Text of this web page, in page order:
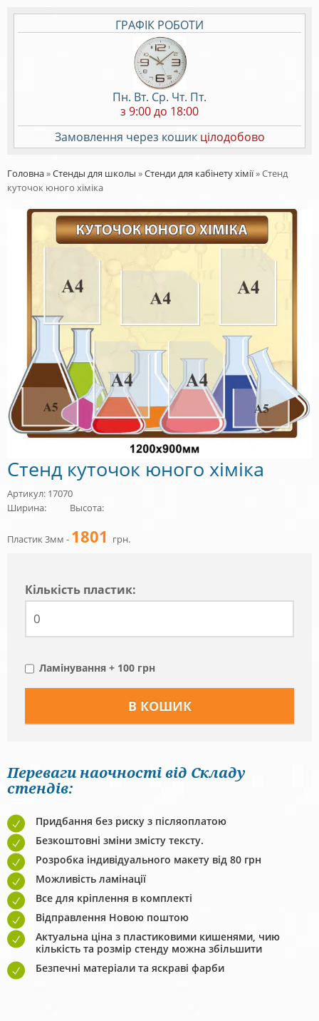
ГРАФІК РОБОТИ
Пн. Вт. Ср. Чт. Пт.
з 9:00 до 18:00
Замовлення через кошик цілодобово
Головна»Стенды для школы »Стенди для кабінету хімії»Стенд
куточок юного хіміка
Стенд куточок юного хіміка
Артикул: 17070
Ширина:
Высота:
Пластик 3мм - 1801 грн.
Кiлькiсть пластик:
Ламінування + 100 грн
Переваги наочності від Складу
стендів:
Придбання без риску з післяоплатою
Безкоштовні зміни змісту тексту.
Розробка індивідуального макету від 80 грн
Можливість ламінації
Все для кріплення в комплекті
Відправлення Новою поштою
Актуальна ціна з пластиковими кишенями, чию
кількість та розмір стенду можна збільшити
Безпечні матеріали та яскраві фарби